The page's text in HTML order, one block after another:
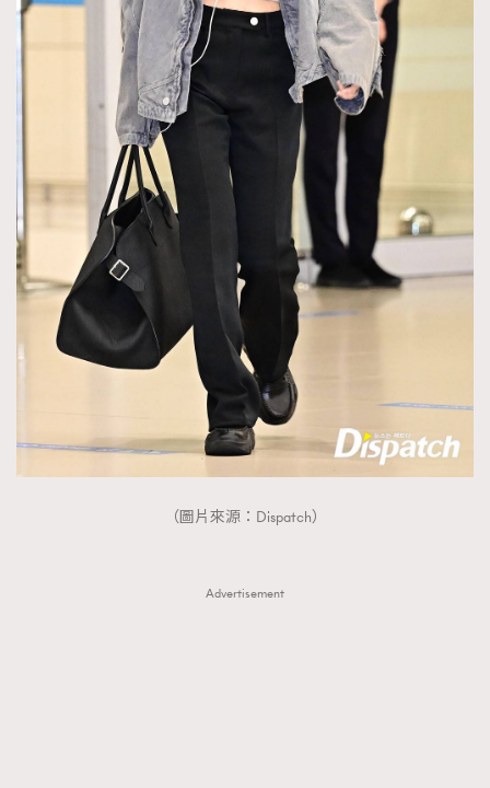
AFrenchMind
DressLikeAParisienne
EmpowerF
FashionWeek FigaroAesthetic
（圖片來源：Dispatch）
Advertisement